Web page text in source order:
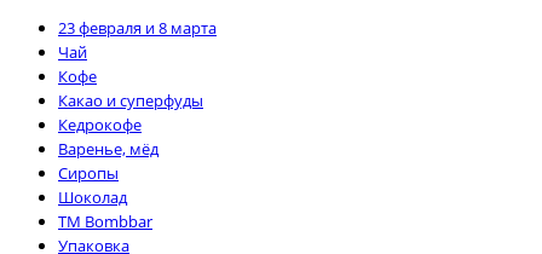
23 февраля и 8 марта
Чай
Кофе
Какао и суперфуды
Кедрокофе
Варенье, мёд
Сиропы
Шоколад
TM Bombbar
Упаковка